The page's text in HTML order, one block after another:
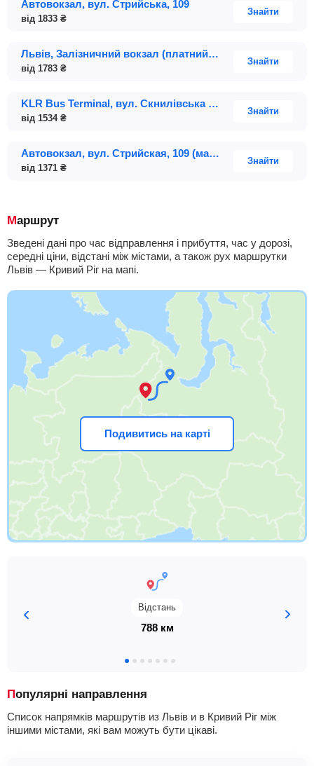
Автовокзал, вул. Стрийська, 109
від 1833 ₴
Знайти
Львів, Залізничний вокзал (платний паркінг), вул. Чернівецька, 21
від 1783 ₴
Знайти
KLR Bus Terminal, вул. Скнилівська 10, Сокільники
від 1534 ₴
Знайти
Автовокзал, вул. Стрийская, 109 (магазин "Чарка до свята", вул. Вернадського)
від 1371 ₴
Знайти
Маршрут
Зведені дані про час відправлення і прибуття, час у дорозі,
середні ціни, відстані між містами, а також рух маршрутки
Львів — Кривий Ріг на мапі.
Подивитись на карті
Відстань
788 км
Популярні направлення
Список напрямків маршрутів из Львів и в Кривий Ріг між
іншими містами, які вам можуть бути цікаві.